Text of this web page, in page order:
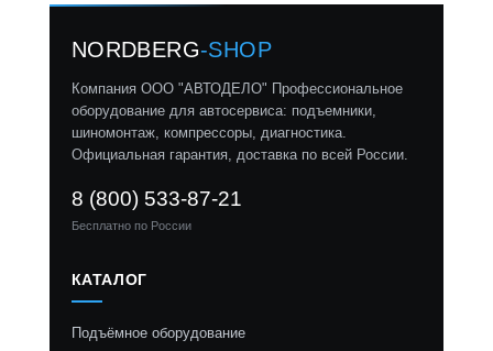
NORDBERG-SHOP
Компания ООО "АВТОДЕЛО" Профессиональное
оборудование для автосервиса: подъемники,
шиномонтаж, компрессоры, диагностика.
Официальная гарантия, доставка по всей России.
8 (800) 533-87-21
Бесплатно по России
КАТАЛОГ
Подъёмное оборудование